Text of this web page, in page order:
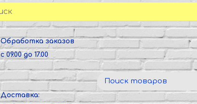
Обработка заказов
с 09.00 до 17.00
Доставка: